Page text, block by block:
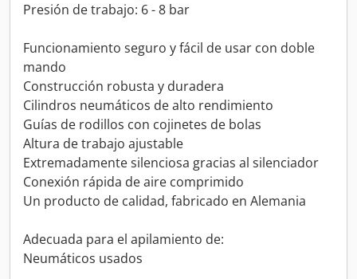
Presión de trabajo: 6 - 8 bar
Funcionamiento seguro y fácil de usar con doble
mando
Construcción robusta y duradera
Cilindros neumáticos de alto rendimiento
Guías de rodillos con cojinetes de bolas
Altura de trabajo ajustable
Extremadamente silenciosa gracias al silenciador
Conexión rápida de aire comprimido
Un producto de calidad, fabricado en Alemania
Adecuada para el apilamiento de:
Neumáticos usados